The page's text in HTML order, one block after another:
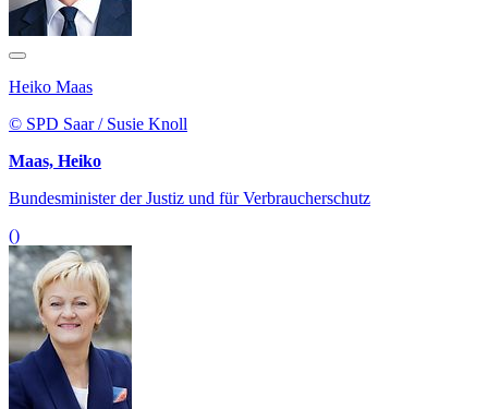
Heiko Maas
© SPD Saar / Susie Knoll
Maas, Heiko
Bundesminister der Justiz und für Verbraucherschutz
()